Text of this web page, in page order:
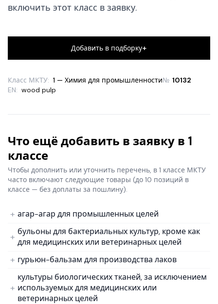
включить этот класс в заявку.
Добавить в подборку+
Класс МКТУ: 1 — Химия для промышленности№ 10132
EN: wood pulp
Что ещё добавить в заявку в 1
классе
Чтобы дополнить или уточнить перечень, в 1 классе МКТУ
часто включают следующие товары (до 10 позиций в
классе — без доплаты за пошлину).
агар-агар для промышленных целей
бульоны для бактериальных культур, кроме как
для медицинских или ветеринарных целей
гурьюн-бальзам для производства лаков
культуры биологических тканей, за исключением
используемых для медицинских или
ветеринарных целей